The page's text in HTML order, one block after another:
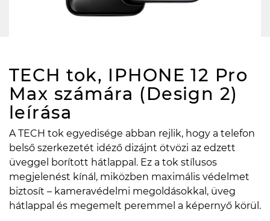
TECH tok, IPHONE 12 Pro
Max számára (Design 2)
leírása
A TECH tok egyedisége abban rejlik, hogy a telefon
belső szerkezetét idéző dizájnt ötvözi az edzett
üveggel borított hátlappal. Ez a tok stílusos
megjelenést kínál, miközben maximális védelmet
biztosít – kameravédelmi megoldásokkal, üveg
hátlappal és megemelt peremmel a képernyő körül.